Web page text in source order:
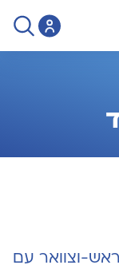
ראש-וצוואר עם